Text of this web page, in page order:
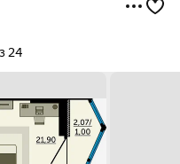
24